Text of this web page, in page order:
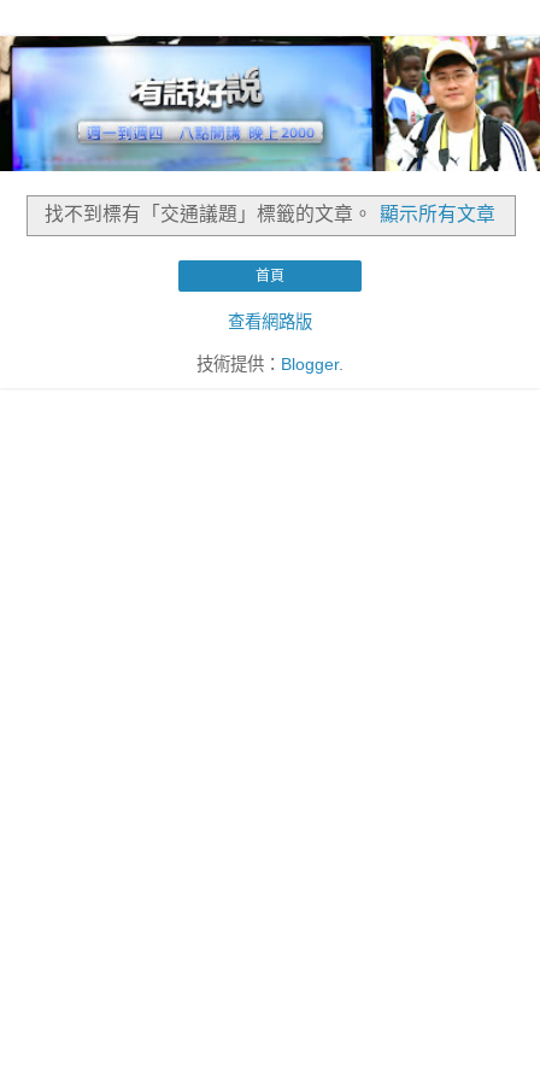
找不到標有「交通議題」 標籤的文章。 顯示所有文章
首頁
查看網路版
技術提供： Blogger.